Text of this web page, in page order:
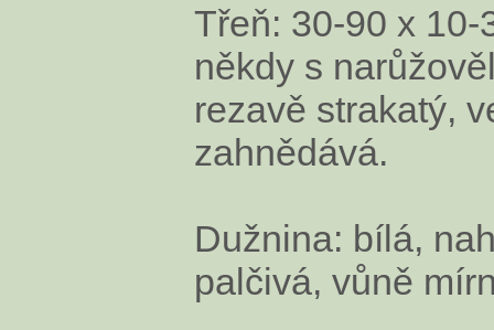
Třeň: 30-90 x 10-
někdy s
rezavě strakatý,
zahnědává.
Dužnina: bílá,
palčivá, vůně